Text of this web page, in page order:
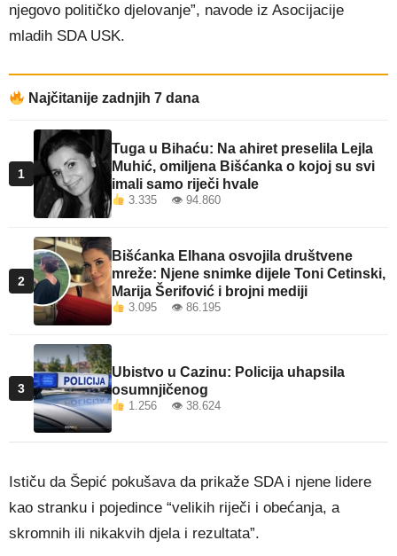
njegovo političko djelovanje”, navode iz Asocijacije
mladih SDA USK.
Najčitanije zadnjih 7 dana
1
Tuga u Bihaću: Na ahiret preselila Lejla
Muhić, omiljena Bišćanka o kojoj su svi
imali samo riječi hvale
3.335 👁 94.860
2
Bišćanka Elhana osvojila društvene
mreže: Njene snimke dijele Toni Cetinski,
Marija Šerifović i brojni mediji
3.095 👁 86.195
3
Ubistvo u Cazinu: Policija uhapsila
osumnjičenog
1.256 👁 38.624
Ističu da Šepić pokušava da prikaže SDA i njene lidere
kao stranku i pojedince “velikih riječi i obećanja, a
skromnih ili nikakvih djela i rezultata”.